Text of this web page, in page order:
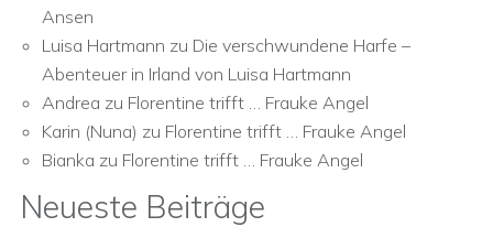
Ansen
Luisa Hartmann zu Die verschwundene Harfe –
Abenteuer in Irland von Luisa Hartmann
Andrea zu Florentine trifft … Frauke Angel
Karin (Nuna) zu Florentine trifft … Frauke Angel
Bianka zu Florentine trifft … Frauke Angel
Neueste Beiträge